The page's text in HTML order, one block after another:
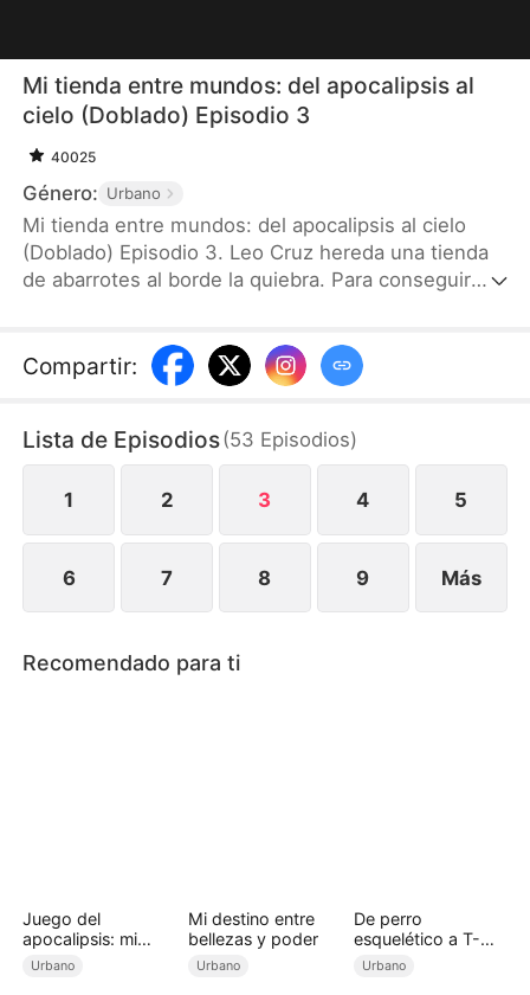
Mi tienda entre mundos: del apocalipsis al
cielo (Doblado) Episodio 3
40025
Género: Urbano
Mi tienda entre mundos: del apocalipsis al cielo
(Doblado) Episodio 3. Leo Cruz hereda una tienda
de abarrotes al borde la quiebra. Para conseguir
acoso, descubre que la puerta trasera de la tienda
conecta con otros mundos. Su primer viaje al
joyas. Luego, en el reino celestial, negocia elixires
por suministros. Descubre que la riqueza
apocalíptica depende de los habitantes y regresa
Compartir:
Lista de Episodios(53 Episodios)
1 2 3 4 5
6 7 8 9 Más
Recomendado para ti
Juego del
apocalipsis: mi
refugio evoluciona
Urbano
Mi destino entre
bellezas y poder
Urbano
De perro
esquelético a T-
Rex: la venganza
Urbano